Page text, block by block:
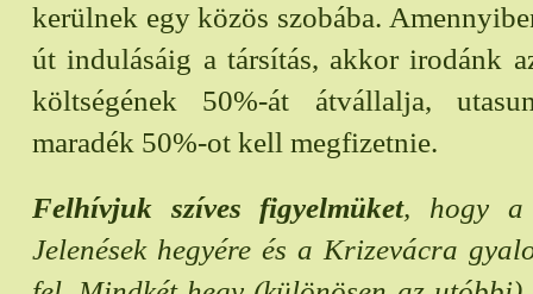
kerülnek egy közös szobába.
út indulásáig a társítás, akkor irodánk
költségének 50%-át átvállalja,
maradék 50%-ot kell megfizetnie.
Felhívjuk szíves figyelmüket, hogy a
Jelenések hegyére és a Krizevácra